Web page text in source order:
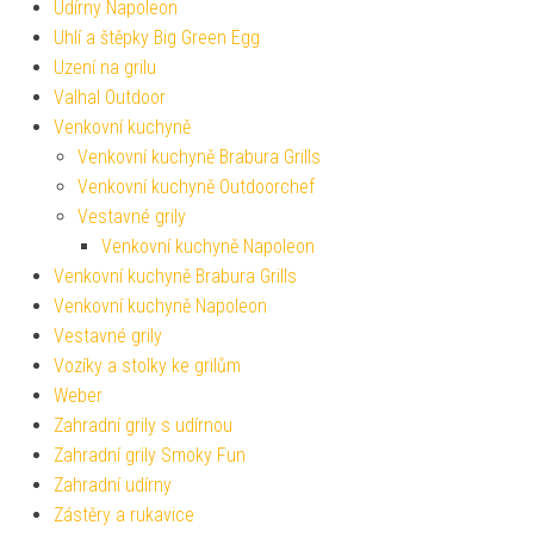
Udírny Napoleon
Uhlí a štěpky Big Green Egg
Uzení na grilu
Valhal Outdoor
Venkovní kuchyně
Venkovní kuchyně Brabura Grills
Venkovní kuchyně Outdoorchef
Vestavné grily
Venkovní kuchyně Napoleon
Venkovní kuchyně Brabura Grills
Venkovní kuchyně Napoleon
Vestavné grily
Vozíky a stolky ke grilům
Weber
Zahradní grily s udírnou
Zahradní grily Smoky Fun
Zahradní udírny
Zástěry a rukavice